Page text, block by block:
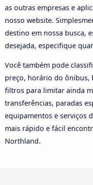
as outras empresas e
nosso website.
destino em nossa busca,
desejada, especifique
Você também pode
preço, horário do ônibus,
filtros para limitar ainda
transferências, paradas
equipamentos e serviços
mais rápido e fácil
Northland.